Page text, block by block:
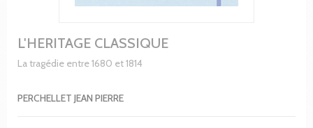
L'HERITAGE CLASSIQUE
La tragédie entre 1680 et 1814
PERCHELLET JEAN PIERRE